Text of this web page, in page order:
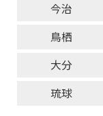
今治
鳥栖
大分
琉球